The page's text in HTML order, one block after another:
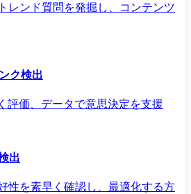
レンド質問を発掘し、コンテンツ
ク検出
評価、データで意思決定を支援
出
性を素早く確認し、最適化する方